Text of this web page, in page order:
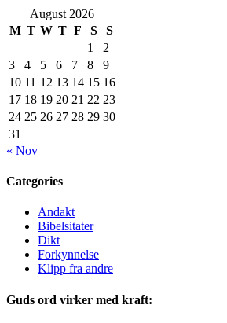
August 2026
M T W T F S
S
1
2
3
4 5 6 7 8
9
10 11 12 13 14 15 16
17 18 19 20 21 22 23
24 25 26 27 28 29 30
31
« Nov
Categories
Andakt
Bibelsitater
Dikt
Forkynnelse
Klipp fra andre
Guds ord virker med kraft: